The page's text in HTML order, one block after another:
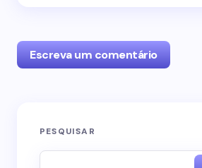
Escreva um comentário
O seu endereço de e-mail não será
PESQUISAR